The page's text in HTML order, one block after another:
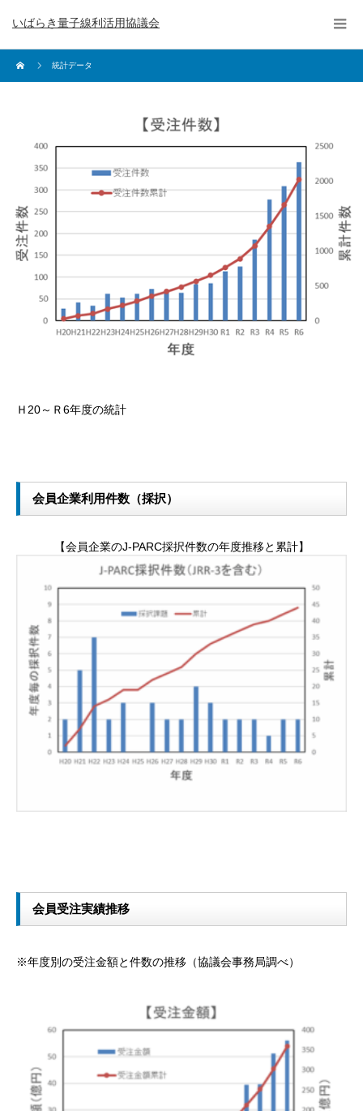
いばらき量子線利活用協議会
統計データ
Ｈ20～Ｒ6年度の統計
会員企業利用件数（採択）
【会員企業のJ-PARC採択件数の年度推移と累計】
会員受注実績推移
※年度別の受注金額と件数の推移（協議会事務局調べ）